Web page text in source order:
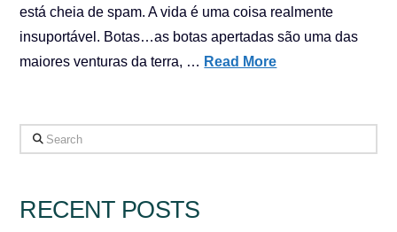
está cheia de spam. A vida é uma coisa realmente
insuportável. Botas…as botas apertadas são uma das
maiores venturas da terra, … Read More
Search
RECENT POSTS